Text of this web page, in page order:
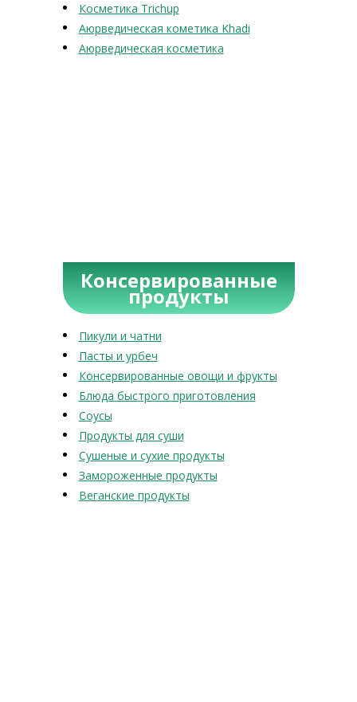
Косметика Trichup
Аюрведическая кометика Khadi
Аюрведическая косметика
Консервированные
продукты
Пикули и чатни
Пасты и урбеч
Консервированные овощи и фрукты
Блюда быстрого приготовления
Соусы
Продукты для суши
Сушеные и сухие продукты
Замороженные продукты
Веганские продукты